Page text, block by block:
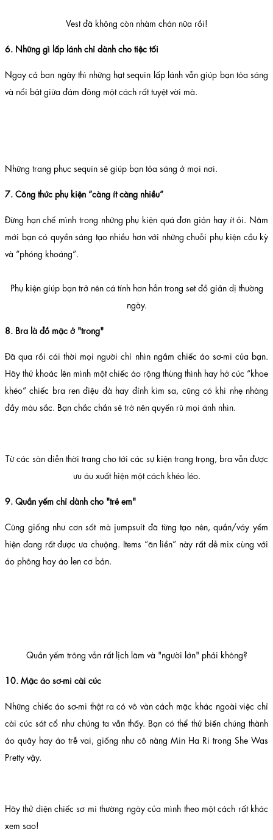
Vest đã không còn nhàm chán nữa rồi!
6. Những gì lấp lánh chỉ dành cho tiệc tối
Ngay cả ban ngày thì những hạt sequin lấp lánh vẫn giúp bạn tỏa sáng
và nổi bật giữa đám đông một cách rất tuyệt vời mà.
Những trang phục sequin sẽ giúp bạn tỏa sáng ở mọi nơi.
7. Công thức phụ kiện “càng ít càng nhiều”
Đừng hạn chế mình trong những phụ kiện quá đơn giản hay ít ỏi. Năm
mới bạn có quyền sáng tạo nhiều hơn với những chuỗi phụ kiện cầu kỳ
và “phóng khoáng”.
Phụ kiện giúp bạn trở nên cá tính hơn hẳn trong set đồ giản dị thường
ngày.
8. Bra là đồ mặc ở "trong"
Đã qua rồi cái thời mọi người chỉ nhìn ngắm chiếc áo sơ-mi của bạn.
Hãy thử khoác lên mình một chiếc áo rộng thùng thình hay hở cúc “khoe
khéo” chiếc bra ren điệu đà hay đính kim sa, cũng có khi nhẹ nhàng
đầy màu sắc. Bạn chắc chắn sẽ trở nên quyến rũ mọi ánh nhìn.
Từ các sàn diễn thời trang cho tới các sự kiện trang trọng, bra vẫn được
ưu áu xuất hiện một cách khéo léo.
9. Quần yếm chỉ dành cho "trẻ em"
Cũng giống như cơn sốt mà jumpsuit đã từng tạo nên, quần/váy yếm
hiện đang rất được ưa chuộng. Items “ăn liền” này rất dễ mix cùng với
áo phông hay áo len cơ bản.
Quần yếm trông vẫn rất lịch lãm và "người lớn" phải không?
10. Mặc áo sơ-mi cài cúc
Những chiếc áo sơ-mi thật ra có vô vàn cách mặc khác ngoài việc chỉ
cài cúc sát cổ như chúng ta vẫn thấy. Bạn có thể thử biến chúng thành
áo quây hay áo trễ vai, giống như cô nàng Min Ha Ri trong She Was
Pretty vậy.
Hãy thử diện chiếc sơ mi thường ngày của mình theo một cách rất khác
xem sao!